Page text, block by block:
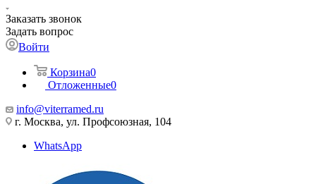
Заказать звонок
Задать вопрос
Войти
Корзина0
Отложенные0
info@viterramed.ru
г. Москва, ул. Профсоюзная, 104
WhatsApp